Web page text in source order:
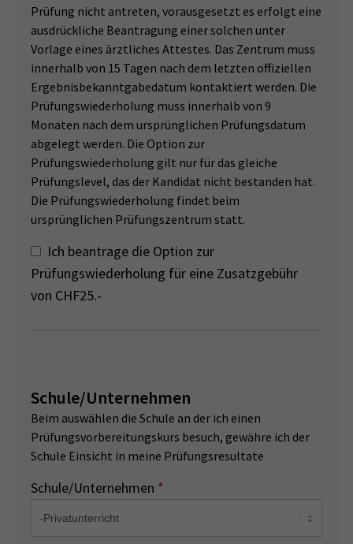
Prüfung nicht antreten, vorausgesetzt es erfolgt eine
ausdrückliche Beantragung einer solchen unter
Vorlage eines ärztliches Attestes. Das Zentrum muss
innerhalb von 15 Tagen nach dem letzten offiziellen
Ergebnisbekanntgabedatum kontaktiert werden. Die
Prüfungswiederholung muss innerhalb von 9
Monaten nach dem ursprünglichen Prüfungsdatum
abgelegt werden. Die Option zur
Prüfungswiederholung gilt nur für das gleiche
Prüfungslevel, das der Kandidat nicht bestanden hat.
Die Prüfungswiederholung findet beim
ursprünglichen Prüfungszentrum statt.
Ich beantrage die Option zur
Prüfungswiederholung für eine Zusatzgebühr
von CHF25.-
Schule/Unternehmen
Beim auswählen die Schule an der ich einen
Prüfungsvorbereitungskurs besuch, gewähre ich der
Schule Einsicht in meine Prüfungsresultate
Schule/Unternehmen *